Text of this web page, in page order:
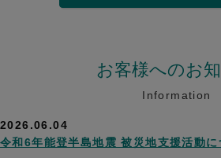
お客様へのお
Information
2026.06.04
令和6年能登半島地震 被災地支援活動に